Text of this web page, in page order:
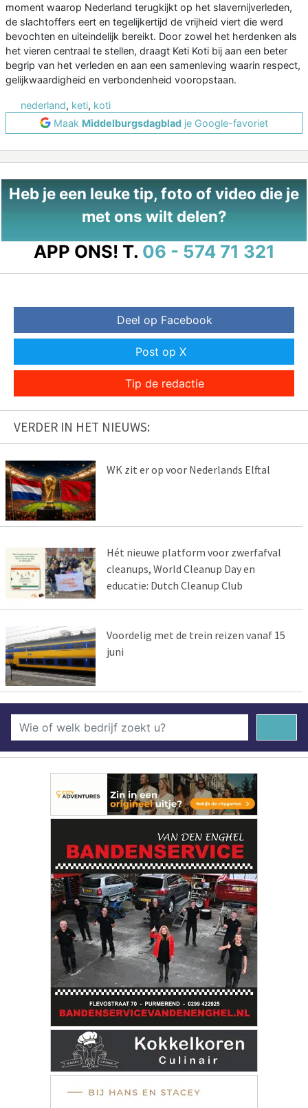
moment waarop Nederland terugkijkt op het slavernijverleden,
de slachtoffers eert en tegelijkertijd de vrijheid viert die werd
bevochten en uiteindelijk bereikt. Door zowel het herdenken als
het vieren centraal te stellen, draagt Keti Koti bij aan een beter
begrip van het verleden en aan een samenleving waarin respect,
gelijkwaardigheid en verbondenheid vooropstaan.
nederland, keti, koti
Maak Middelburgsdagblad je Google-favoriet
Heb je een leuke tip, foto of video die je
met ons wilt delen?
APP ONS! T. 06 - 574 71 321
Deel op Facebook
Post op X
Tip de redactie
VERDER IN HET NIEUWS:
WK zit er op voor Nederlands Elftal
Hét nieuwe platform voor zwerfafval
cleanups, World Cleanup Day en
educatie: Dutch Cleanup Club
Voordelig met de trein reizen vanaf 15
juni